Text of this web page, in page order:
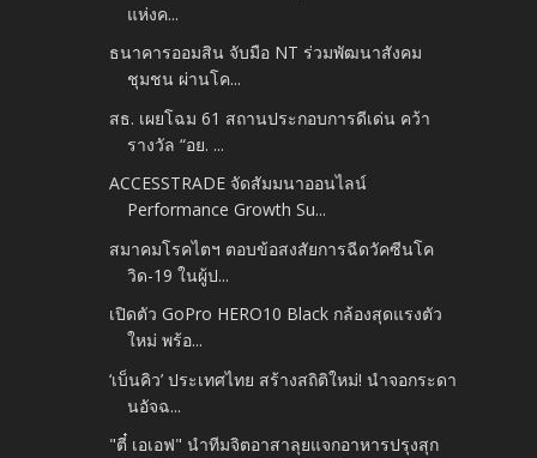
แห่งค...
ธนาคารออมสิน จับมือ NT ร่วมพัฒนาสังคม
ชุมชน ผ่านโค...
สธ. เผยโฉม 61 สถานประกอบการดีเด่น คว้า
รางวัล “อย. ...
ACCESSTRADE จัดสัมมนาออนไลน์
Performance Growth Su...
สมาคมโรคไตฯ ตอบข้อสงสัยการฉีดวัคซีนโค
วิด-19 ในผู้ป...
เปิดตัว GoPro HERO10 Black กล้องสุดแรงตัว
ใหม่ พร้อ...
‘เบ็นคิว’ ประเทศไทย สร้างสถิติใหม่! นำจอกระดา
นอัจฉ...
"ตี๋ เอเอฟ" นำทีมจิตอาสาลุยแจกอาหารปรุงสุก